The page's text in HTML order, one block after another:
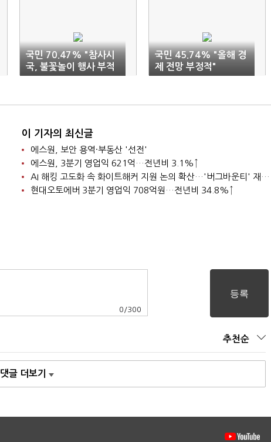
국민 70.47% "참사시
국, 불꽃놀이 행사 부적
절"
국민 45.74% "올해 경
제 전망 부정적"
이 기자의 최신글
에스원, 보안 용역·부동산 '선전'
에스원, 3분기 영업익 621억…전년비 3.1%↑
AI 해킹 고도화 속 화이트해커 지원 논의 확산…'버그바운티' 재조명
현대오토에버 3분기 영업익 708억원…전년비 34.8%↑
0 /300
추천순
댓글 더보기